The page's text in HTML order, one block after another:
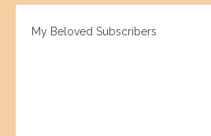
My Beloved Subscribers